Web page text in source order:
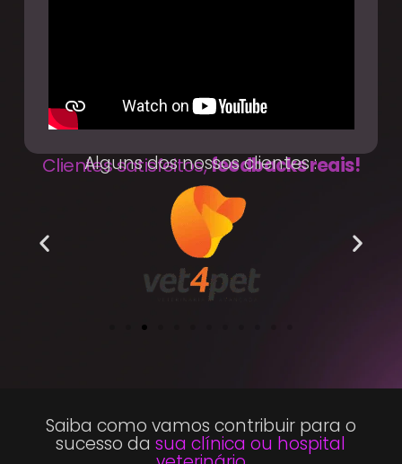
Clientes satisfeitos,feedbacks reais!
Alguns dos nossos clientes :
Saiba como vamos contribuir para o
sucesso da sua clínica ou hospital